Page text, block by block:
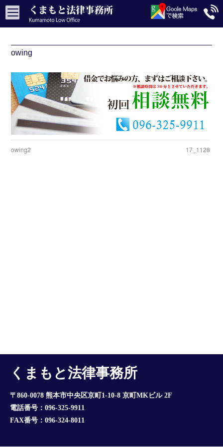
owing
owing2 17_1128
くまもと法律事務所
〒860-0078 熊本市中央区京町1-10-8 京町MKビル 2F
電話番号：096-325-9911
FAX番号：096-324-8011